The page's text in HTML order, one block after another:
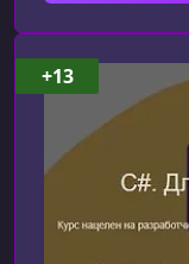
смогут
научитесь на
разберёте
объектами,
инструменты,
+13